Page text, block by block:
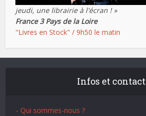
jeudi, une librairie à l'écran ! »
France 3 Pays de la Loire
"Livres en Stock" / 9h50 le matin
Infos et contact
- Qui sommes-nous ?